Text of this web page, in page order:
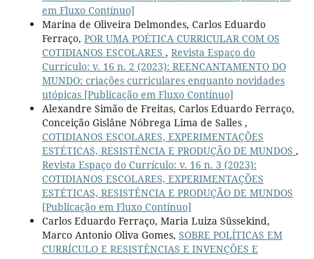
em Fluxo Contínuo]
Marina de Oliveira Delmondes, Carlos Eduardo
Ferraço, POR UMA POÉTICA CURRICULAR COM OS
COTIDIANOS ESCOLARES , Revista Espaço do
Currículo: v. 16 n. 2 (2023): REENCANTAMENTO DO
MUNDO: criações curriculares enquanto novidades
utópicas [Publicação em Fluxo Contínuo]
Alexandre Simão de Freitas, Carlos Eduardo Ferraço,
Conceição Gislâne Nóbrega Lima de Salles ,
COTIDIANOS ESCOLARES, EXPERIMENTAÇÕES
ESTÉTICAS, RESISTÊNCIA E PRODUÇÃO DE MUNDOS ,
Revista Espaço do Currículo: v. 16 n. 3 (2023):
COTIDIANOS ESCOLARES, EXPERIMENTAÇÕES
ESTÉTICAS, RESISTÊNCIA E PRODUÇÃO DE MUNDOS
[Publicação em Fluxo Contínuo]
Carlos Eduardo Ferraço, Maria Luiza Süssekind,
Marco Antonio Oliva Gomes, SOBRE POLÍTICAS EM
CURRÍCULO E RESISTÊNCIAS E INVENÇÕES E